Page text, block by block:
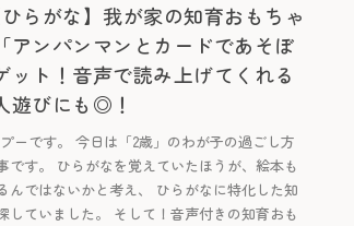
ひらがな】我が家の知育おもちゃ
アンパンマンとカードであそぼ
ット！音声で読み上げてくれる
遊びにも◎！
ーです。 今日は「2歳」のわが子の過ごし方
です。 ひらがなを覚えていたほうが、絵本も
んではないかと考え、 ひらがなに特化した知
していました。 そして！音声付きの知育おも